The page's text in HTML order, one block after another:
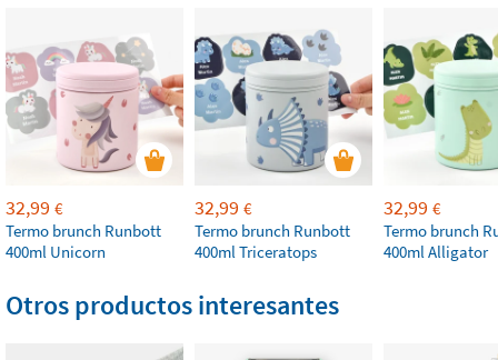
32,99 €
Termo brunch Runbott
400ml Unicorn
32,99 €
Termo brunch Runbott
400ml Triceratops
32,99 €
Termo brunch
400ml Alligator
Otros productos interesantes